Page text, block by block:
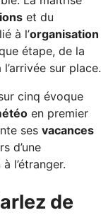
et du
lié à l’organisation
étape, de la
sur place.
cinq évoque
en premier
ses vacances
d’une
l’étranger.
de